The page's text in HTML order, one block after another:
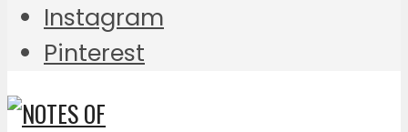
Instagram
Pinterest